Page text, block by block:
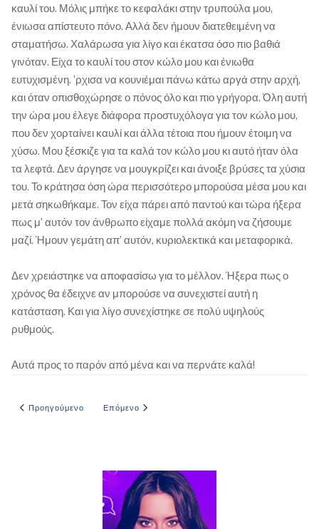
καυλί του. Μόλις μπήκε το κεφαλάκι στην τρυπούλα μου,
ένιωσα απίστευτο πόνο. Αλλά δεν ήμουν διατεθειμένη να
σταματήσω. Χαλάρωσα για λίγο και έκατσα όσο πιο βαθιά
γινόταν. Είχα το καυλί του στον κώλο μου και ένιωθα
ευτυχισμένη. ’ρχισα να κουνιέμαι πάνω κάτω αργά στην αρχή,
και όταν οπισθοχώρησε ο πόνος όλο και πιο γρήγορα. Όλη αυτή
την ώρα μου έλεγε διάφορα προστυχόλογα για τον κώλο μου,
που δεν χορταίνει καυλί και άλλα τέτοια που ήμουν έτοιμη να
χύσω. Μου ξέσκιζε για τα καλά τον κώλο μου κι αυτό ήταν όλα
τα λεφτά. Δεν άργησε να μουγκρίζει και άνοιξε βρύσες τα χύσια
του. Το κράτησα όση ώρα περισσότερο μπορούσα μέσα μου και
μετά σηκωθήκαμε. Τον είχα πάρει από παντού και τώρα ήξερα
πως μ’ αυτόν τον άνθρωπο είχαμε πολλά ακόμη να ζήσουμε
μαζί. Ήμουν γεμάτη απ’ αυτόν, κυριολεκτικά και μεταφορικά.
Δεν χρειάστηκε να αποφασίσω για το μέλλον. Ήξερα πως ο
χρόνος θα έδειχνε αν μπορούσε να συνεχιστεί αυτή η
κατάσταση. Και για λίγο συνεχίστηκε σε πολύ υψηλούς
ρυθμούς.
Αυτά προς το παρόν από μένα και να περνάτε καλά!
Προηγούμενο άρθρο: Οι άγνωστοι με την φίλη μου
Προηγούμενο Επόμενο άρθρο: Με τη σεμνή θεία
Επόμενο